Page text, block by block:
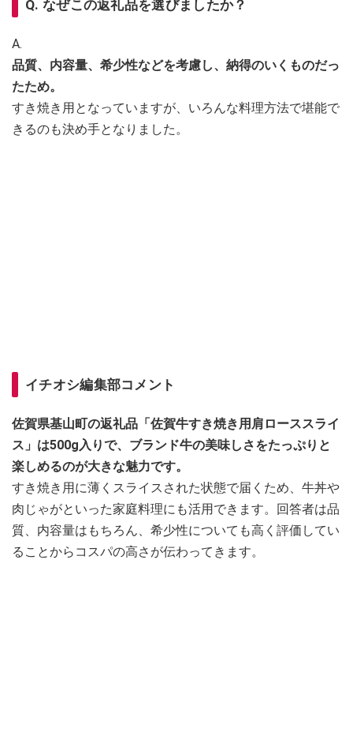
Q. なぜこの返礼品を選びましたか？
A.
品質、内容量、希少性などを考慮し、納得のいくものだっ
たため。
すき焼き用となっていますが、いろんな料理方法で堪能で
きるのも決め手となりました。
イチオシ編集部コメント
佐賀県基山町の返礼品「佐賀牛すき焼き用肩ローススライ
ス」は500g入りで、ブランド牛の美味しさをたっぷりと
楽しめるのが大きな魅力です。
すき焼き用に薄くスライスされた状態で届くため、牛丼や
肉じゃがといった家庭料理にも活用できます。回答者は品
質、内容量はもちろん、希少性についても高く評価してい
ることからコスパの高さが伝わってきます。